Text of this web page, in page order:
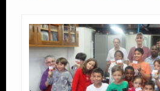
Estude Xadrez